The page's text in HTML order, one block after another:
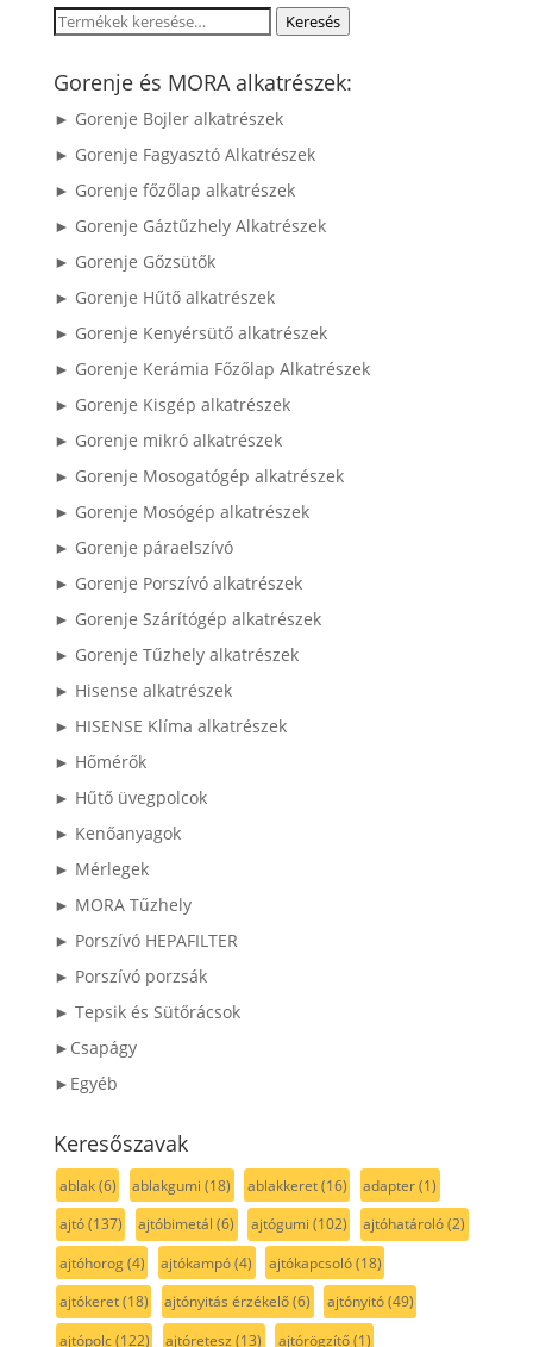
Keresés
következőre:
Keresés
Gorenje és MORA alkatrészek:
► Gorenje Bojler alkatrészek
► Gorenje Fagyasztó Alkatrészek
► Gorenje főzőlap alkatrészek
► Gorenje Gáztűzhely Alkatrészek
► Gorenje Gőzsütők
► Gorenje Hűtő alkatrészek
► Gorenje Kenyérsütő alkatrészek
► Gorenje Kerámia Főzőlap Alkatrészek
► Gorenje Kisgép alkatrészek
► Gorenje mikró alkatrészek
► Gorenje Mosogatógép alkatrészek
► Gorenje Mosógép alkatrészek
► Gorenje páraelszívó
► Gorenje Porszívó alkatrészek
► Gorenje Szárítógép alkatrészek
► Gorenje Tűzhely alkatrészek
► Hisense alkatrészek
► HISENSE Klíma alkatrészek
► Hőmérők
► Hűtő üvegpolcok
► Kenőanyagok
► Mérlegek
► MORA Tűzhely
► Porszívó HEPAFILTER
► Porszívó porzsák
► Tepsik és Sütőrácsok
►Csapágy
►Egyéb
Keresőszavak
ablak(6) ablakgumi (18) ablakkeret(16) adapter(1)
ajtó(137) ajtóbimetál (6) ajtógumi (102) ajtóhatároló(2)
ajtóhorog(4) ajtókampó(4) ajtókapcsoló(18)
ajtókeret(18) ajtónyitás érzékelő(6) ajtónyitó(49)
ajtópolc(122) ajtóretesz (13) ajtórögzítő(1)